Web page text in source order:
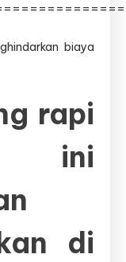
biaya
rapi
di